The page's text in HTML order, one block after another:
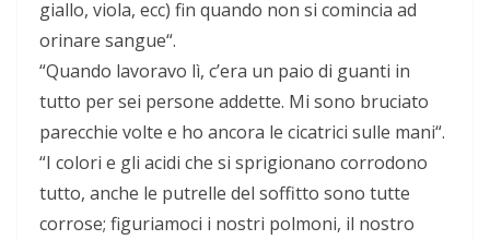
giallo, viola, ecc) fin quando non si comincia ad
orinare sangue“.
“Quando lavoravo lì, c’era un paio di guanti in
tutto per sei persone addette. Mi sono bruciato
parecchie volte e ho ancora le cicatrici sulle mani“.
“I colori e gli acidi che si sprigionano corrodono
tutto, anche le putrelle del soffitto sono tutte
corrose; figuriamoci i nostri polmoni, il nostro